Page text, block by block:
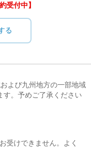
受付中】
る
よび九州地方の一部地域
す。予めご了承ください
受けできません。よく